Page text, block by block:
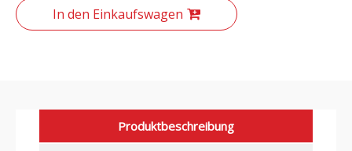
In den Einkaufswagen
Produktbeschreibung